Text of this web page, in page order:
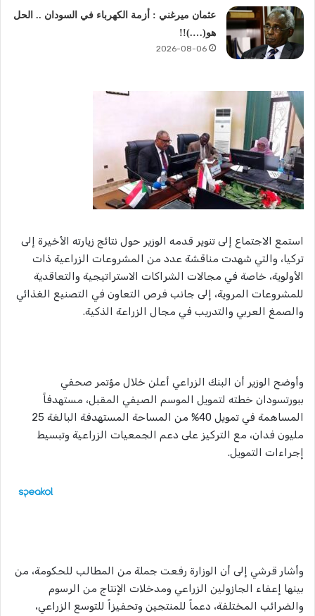
عثمان ميرغني : أزمة الكهرباء في السودان .. الحل
هو(….)!!
2026-08-06
استمع الاجتماع إلى تنوير قدمه الوزير حول نتائج زيارته الأخيرة إلى
تركيا، والتي شهدت مناقشة عدد من المشروعات الزراعية ذات
الأولوية، خاصة في مجالات الشراكات الاستراتيجية والتعاقدية
للمشروعات المروية، إلى جانب فرص التعاون في التصنيع الغذائي
والصمغ العربي والتدريب في مجال الزراعة الذكية.
وأوضح الوزير أن البنك الزراعي أعلن خلال مؤتمر صحفي
ببورتسودان خطته لتمويل الموسم الصيفي المقبل، مستهدفاً
المساهمة في تمويل 40% من المساحة المستهدفة البالغة 25
مليون فدان، مع التركيز على دعم الجمعيات الزراعية وتبسيط
إجراءات التمويل.
وأشار قرشي إلى أن الوزارة رفعت جملة من المطالب للحكومة، من
بينها إعفاء الجازولين الزراعي ومدخلات الإنتاج من الرسوم
والضرائب المختلفة، دعماً للمنتجين وتحفيزاً للتوسع الزراعي،